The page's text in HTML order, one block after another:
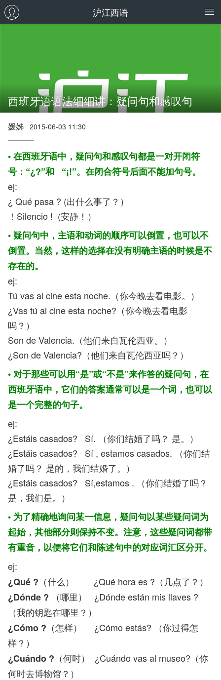
沪江西语
西班牙语语法细细讲：疑问句和感叹句
媛姊 2015-06-03 11:30
• 在西班牙语中，疑问句和感叹句都是一对开闭符
号：“¿?”和 “¡!”。在闭合符号后面不能加句号。
ej:
¿ Qué pasa ? (出什么事了？）
！Silencio ! (安静！）
• 疑问句中，主语和动词的顺序可以倒置，也可以不
倒置。当然，这样的选择在没有明确主语的时候是不
存在的。
ej:
Tú vas al cine esta noche.（你今晚去看电影。）
¿Vas tú al cine esta noche?（你今晚去看电影
吗？）
Son de Valencia.（他们来自瓦伦西亚。）
¿Son de Valencia?（他们来自瓦伦西亚吗？）
• 对于那些可以用“是”或“不是”来作答的疑问句，在
西班牙语中，它们的答案通常可以是一个词，也可以
是一个完整的句子。
ej:
¿Estáis casados? Sí. （你们结婚了吗？ 是。）
¿Estáis casados? Sí , estamos casados. （你们结
婚了吗？ 是的，我们结婚了。）
¿Estáis casados? Sí,estamos . （你们结婚了吗？
是，我们是。）
• 为了精确地询问某一信息，疑问句以某些疑问词为
起始，其他部分则保持不变。注意，这些疑问词都带
有重音，以便将它们和陈述句中的对应词汇区分开。
ej:
¿Qué ? （什么） ¿Qué hora es ?（几点了？）
¿Dónde ? （哪里） ¿Dónde están mis llaves ?
（我的钥匙在哪里？）
¿Cómo ? （怎样） ¿Cómo estás? （你过得怎
样？）
¿Cuándo ? （何时） ¿Cuándo vas al museo?（你
何时去博物馆？）